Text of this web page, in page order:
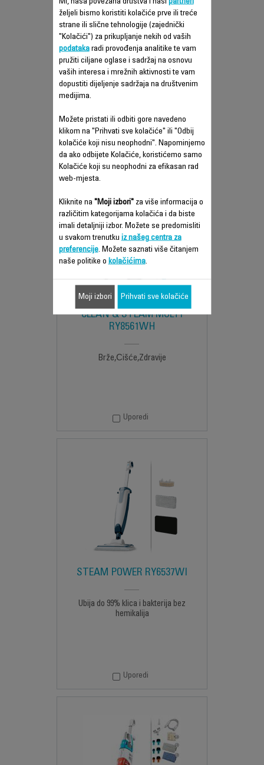
CLEAN & STEAM RY7557WH
Savršeno čišćenje uz uštedu vremena
Uporedi
CLEAN & STEAM MULTI
RY8561WH
Brže,Čišće,Zdravije
Uporedi
STEAM POWER RY6537WI
Ubija do 99% klica i bakterija bez
hemikalija
Uporedi
željeli bismo koristiti kolačiće prve ili treće
strane ili slične tehnologije (zajednički
"Kolačići") za prikupljanje nekih od vaših
podatakaradi provođenja analitike te vam
pružiti ciljane oglase i sadržaj na osnovu
vaših interesa i mrežnih aktivnosti te vam
dopustiti dijeljenje sadržaja na društvenim
medijima.
Možete pristati ili odbiti gore navedeno
klikom na "Prihvati sve kolačiće" ili "Odbij
kolačiće koji nisu neophodni". Napominjemo
da ako odbijete Kolačiće, koristićemo samo
Kolačiće koji su neophodni za efikasan rad
web-mjesta.
Kliknite na "Moji izbori"za više informacija o
različitim kategorijama kolačića i da biste
imali detaljniji izbor. Možete se predomisliti
u svakom trenutku iz našeg centra za
preferencije. Možete saznati više čitanjem
naše politike o kolačićima.
Moji izbori Prihvati sve kolačiće